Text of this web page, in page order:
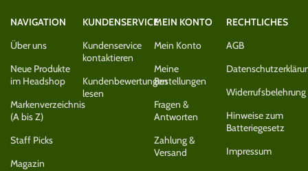
NAVIGATION
Über uns
Neue Produkte
im Headshop
Markenverzeichnis
(A bis Z)
Staff Picks
Magazin
KUNDENSERVICE
Kundenservice
kontaktieren
Kundenbewertungen
lesen
MEIN KONTO
Mein Konto
Meine
Bestellungen
Fragen &
Antworten
Zahlung &
Versand
RECHTLICHES
AGB
Widerrufsbelehrung
Hinweise zum
Batteriegesetz
Impressum